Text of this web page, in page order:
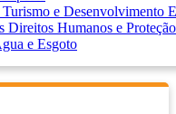
e Desenvolvimento
Direitos Humanos e
e Esgoto